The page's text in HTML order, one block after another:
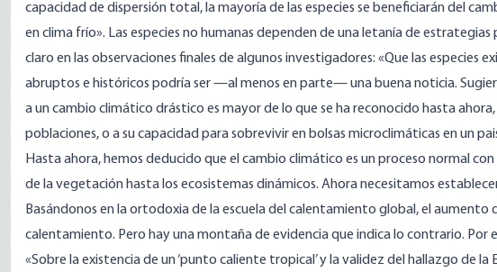
capacidad de dispersión total, la mayoría de las especies se beneficiarán del
en clima frío». Las especies no humanas dependen de una letanía de
claro en las observaciones finales de algunos investigadores: «Que las especies
abruptos e históricos podría ser —al menos en parte— una buena noticia.
a un cambio climático drástico es mayor de lo que se ha reconocido hasta
poblaciones, o a su capacidad para sobrevivir en bolsas microclimáticas en un
Hasta ahora, hemos deducido que el cambio climático es un proceso normal
de la vegetación hasta los ecosistemas dinámicos. Ahora necesitamos
Basándonos en la ortodoxia de la escuela del calentamiento global, el aumento
calentamiento. Pero hay una montaña de evidenciaque indica lo contrario. Por
«Sobre la existencia de un ‘punto caliente tropical’ y la validez del hallazgo de la